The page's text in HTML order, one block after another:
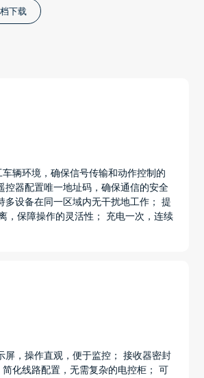
下载
辆环境，确保信号传输和动作控制的
控器配置唯一地址码，确保通信的安全
多设备在同一区域内无干扰地工作； 提
，保障操作的灵活性； 充电一次，连续
屏，操作直观，便于监控； 接收器密封
化线路配置，无需复杂的电控柜； 可